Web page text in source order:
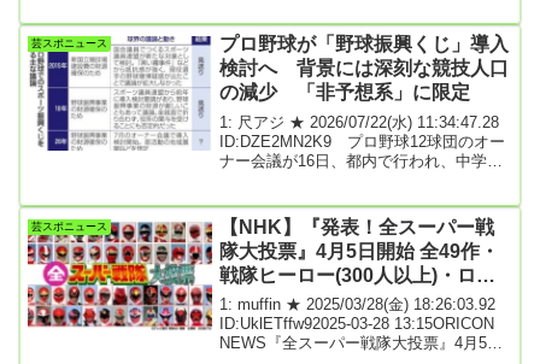
み。現在は夫でYouTuber・東海オンエア
のてつやの活動拠点である愛知で暮らし
ているという。これを受けMCの千鳥ノブ
が「大悟はYouTuberのこと好きじゃな
い」とイジると、大悟は「何でワシを
YouTuberと敵対させようとするの？」と
苦笑。ノブが「記事...
芸スポニュース
プロ野球が「野球振興くじ」導入
検討へ 背景には深刻な競技人口
の減少 「非予想系」に限定
1: 尺アジ ★ 2026/07/22(水) 11:34:47.28
ID:DZE2MN2K9 プロ野球12球団のオー
ナー会議が16日、都内で行われ、中学野
とが決まった。これまで超党派のスポー
ツ議員連盟側からの要請を受けて「球界
くじ」について議論したことはあった
が、今回はプロ野球界の最高意思決定機
関である「オーナー会議」自体から提案
がなされた。「非予想系」に限定し、今
後はアマチュア団体を含めた野球界全体
でスポーツ振興くじの対...
芸スポニュース
【NHK】『発表！全スーパー戦
隊大投票』4月5日開始 全49作・
戦隊ヒーロー(300人以上)・ロボ
(160体以上)3部門で実施 5.17生放
送
1: muffin ★ 2025/03/28(金) 18:26:03.92
ID:UklETffw92025-03-28 13:15ORICON
NEWS『全スーパー戦隊大投票』4月5日